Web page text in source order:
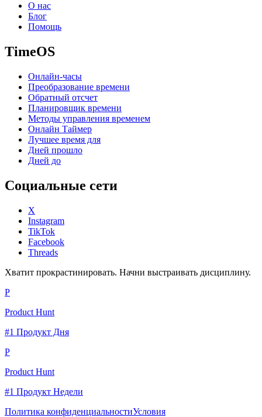
О нас
Блог
Помощь
TimeOS
Онлайн-часы
Преобразование времени
Обратный отсчет
Планировщик времени
Методы управления временем
Онлайн Таймер
Лучшее время для
Дней прошло
Дней до
Социальные сети
X
Instagram
TikTok
Facebook
Threads
Хватит прокрастинировать. Начни выстраивать дисциплину.
P
Product Hunt
#1 Продукт Дня
P
Product Hunt
#1 Продукт Недели
Политика конфиденциальностиУсловия